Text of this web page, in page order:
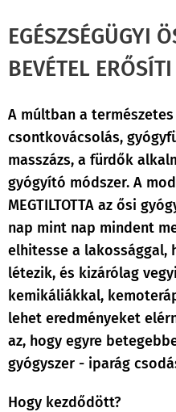
EGÉSZSÉGÜGYI
BEVÉTEL
A múltban a
csontkovácsolás,
masszázs, a fürdők
gyógyító módszer. A
MEGTILTOTTA az ősi
nap mint nap mindent
elhitesse a lakossággal,
létezik, és kizárólag
kemikáliákkal,
lehet eredményeket
az, hogy egyre
gyógyszer - iparág
Hogy kezdődött?